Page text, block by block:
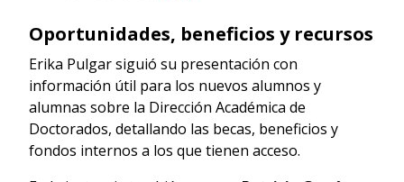
Oportunidades, beneficios y recursos
Erika Pulgar siguió su presentación con
información útil para los nuevos alumnos y
alumnas sobre la Dirección Académica de
Doctorados, detallando las becas, beneficios y
fondos internos a los que tienen acceso.